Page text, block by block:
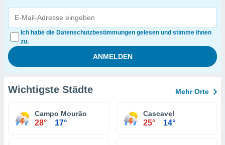
Ich habe die Datenschutzbestimmungen gelesen und stimme ihnen
zu.
Wichtigste Städte Mehr Orte
Campo Mourão
28° 17°
Cascavel
25° 14°